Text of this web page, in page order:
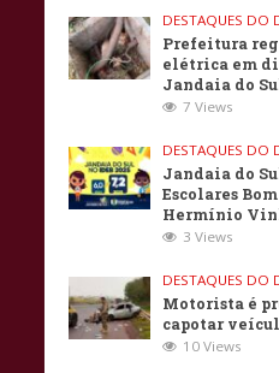
DESTAQUES DO
Prefeitura
elétrica em
Jandaia do
7 Views
DESTAQUES DO
Jandaia do
Escolares
Hermínio
3 Views
DESTAQUES DO
Motorista é
capotar
10 Views